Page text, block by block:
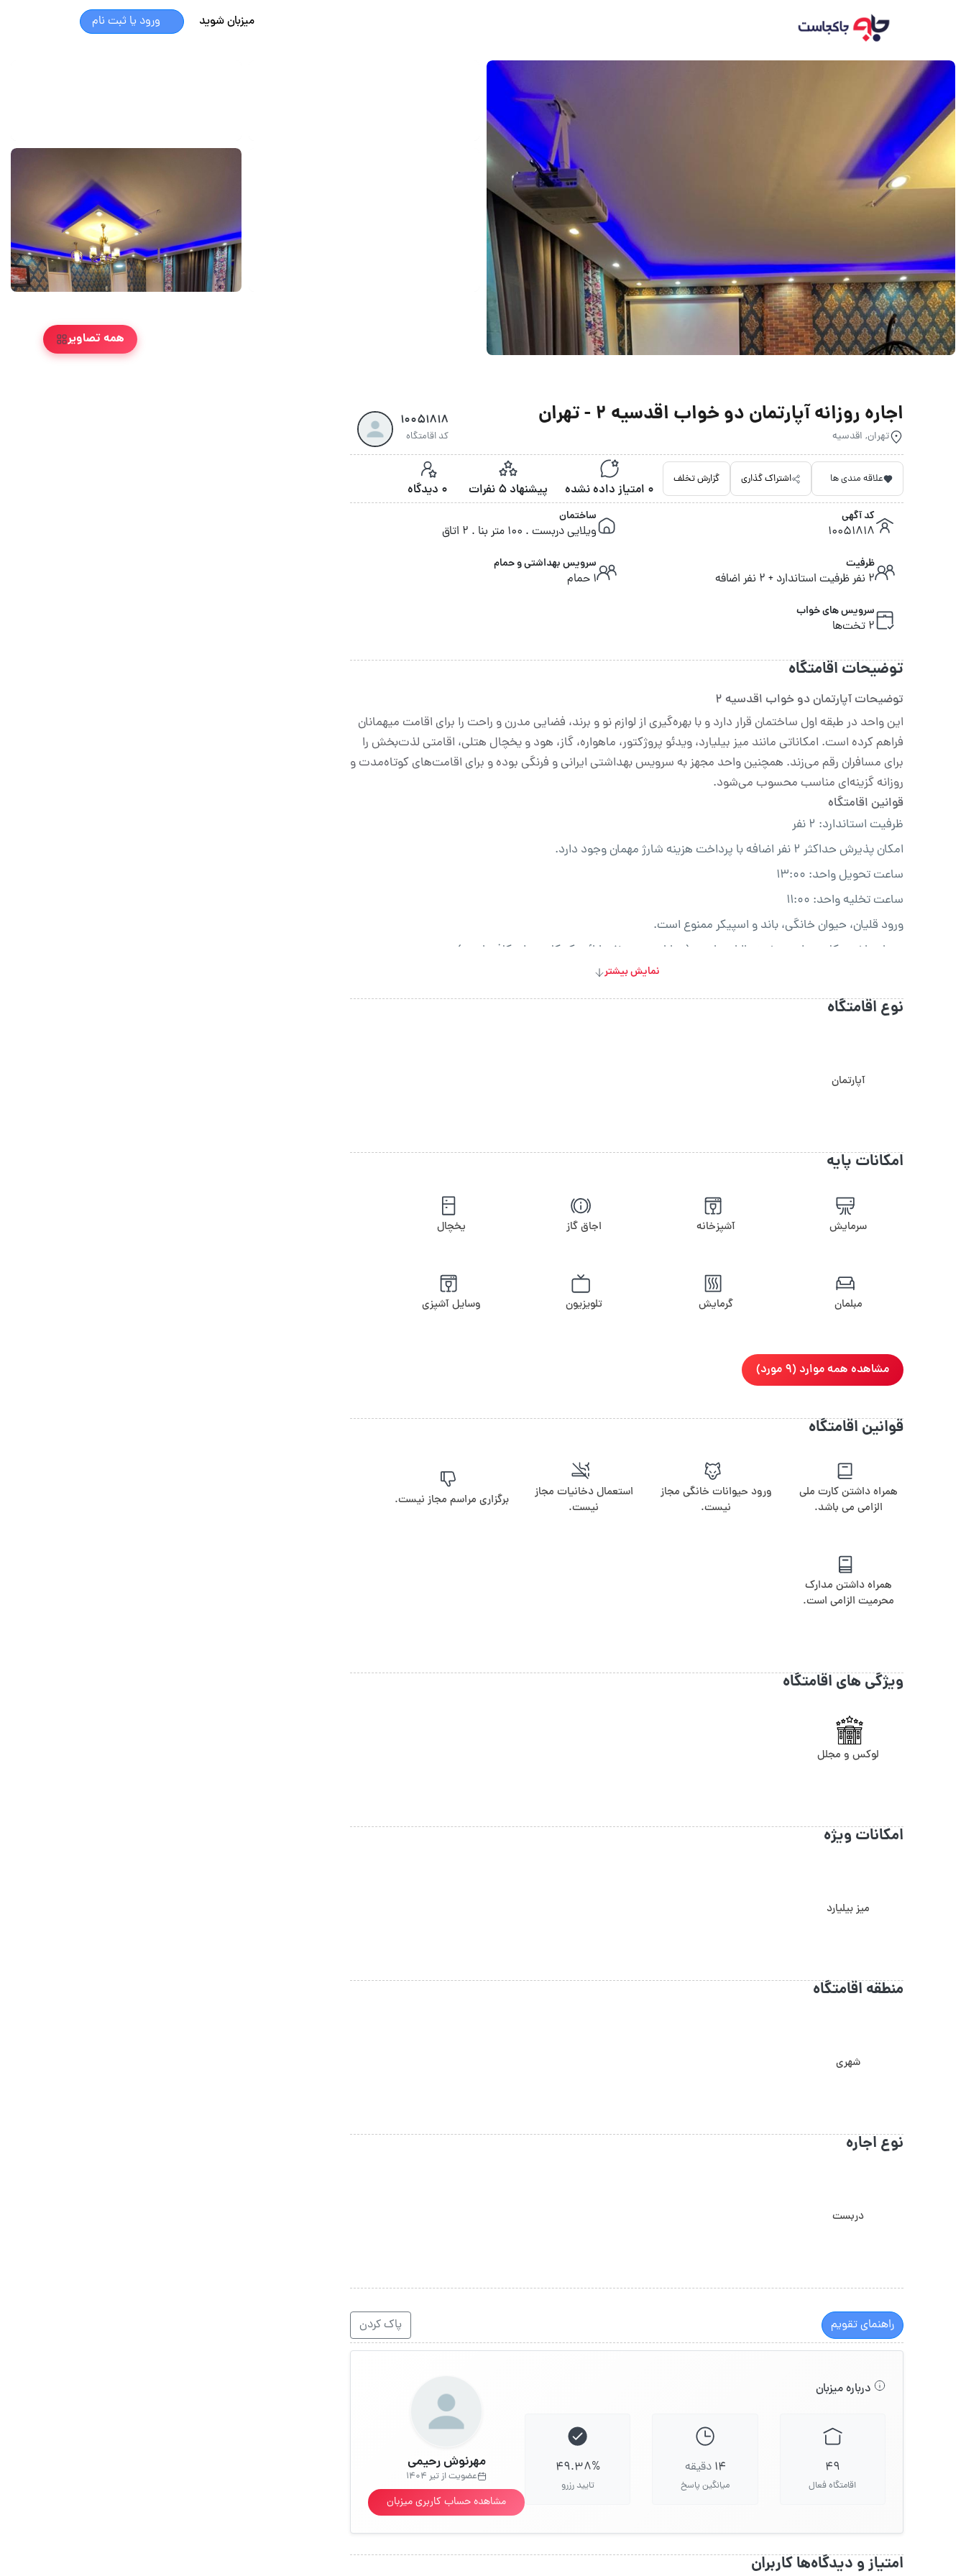
میزبان شوید ورود یا ثبت نام
همه تصاویر
اجاره روزانه آپارتمان دو خواب اقدسیه 2 - تهران
تهران, اقدسیه
10051818
کد اقامتگاه
علاقه مندی ها اشتراک گذاری گزارش تخلف
0 امتیاز داده نشده پیشنهاد 5 نفرات 0 دیدگاه
کد آگهی
10051818
ساختمان
ویلایی دربست . 100 متر بنا . 2 اتاق
ظرفیت
2 نفر ظرفیت استاندارد + 2 نفر اضافه
سرویس بهداشتی و حمام
1 حمام
سرویس های خواب
2 تخت‌ها
توضیحات اقامتگاه
توضیحات آپارتمان دو خواب اقدسیه 2
این واحد در طبقه اول ساختمان قرار دارد و با بهره‌گیری از لوازم نو و برند، فضایی مدرن و راحت را برای اقامت میهمانان
فراهم کرده است. امکاناتی مانند میز بیلیارد، ویدئو پروژکتور، ماهواره، گاز، هود و یخچال هتلی، اقامتی لذت‌بخش را
برای مسافران رقم می‌زند. همچنین واحد مجهز به سرویس بهداشتی ایرانی و فرنگی بوده و برای اقامت‌های کوتاه‌مدت و
روزانه گزینه‌ای مناسب محسوب می‌شود.
قوانین اقامتگاه
ظرفیت استاندارد: ۲ نفر
امکان پذیرش حداکثر ۲ نفر اضافه با پرداخت هزینه شارژ مهمان وجود دارد.
ساعت تحویل واحد: ۱۳:۰۰
ساعت تخلیه واحد: ۱۱:۰۰
ورود قلیان، حیوان خانگی، باند و اسپیکر ممنوع است.
همراه داشتن کارت ملی هوشمند الزامی است (به ازای هر دو نفر، ارائه یک کارت ملی کافی است).
نمایش بیشتر
نوع اقامتگاه
آپارتمان
امکانات پایه
سرمایش آشپزخانه اجاق گاز یخچال
مبلمان گرمایش تلویزیون وسایل آشپزی
مشاهده همه موارد (9 مورد)
قوانین اقامتگاه
همراه داشتن کارت ملی
الزامی می باشد.
ورود حیوانات خانگی مجاز
نیست.
استعمال دخانیات مجاز
نیست.
برگزاری مراسم مجاز نیست.
همراه داشتن مدارک
محرمیت الزامی است.
ویژگی های اقامتگاه
لوکس و مجلل
امکانات ویژه
میز بیلیارد
منطقه اقامتگاه
شهری
نوع اجاره
دربست
راهنمای تقویم پاک کردن
مهرنوش رحیمی
عضویت از تیر 1404
مشاهده حساب کاربری میزبان
درباره میزبان
49
اقامتگاه فعال
14 دقیقه
میانگین پاسخ
49.38%
تایید رزرو
امتیاز و دیدگاه‌ها کاربران